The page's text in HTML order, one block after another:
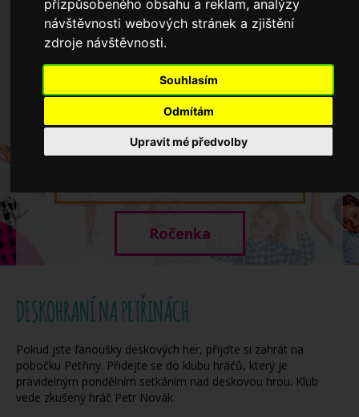
přizpůsobeného obsahu a reklam, analýzy
návštěvnosti webových stránek a zjištění
zdroje návštěvnosti.
Souhlasím
Odmítám
Upravit mé předvolby
Spádové oblasti ZŠ
Koncepce školství
Dny otevřených dveří ZŠ
Ročenka
DESKOHRANÍ NA PETŘINÁCH
Pokud jste fanoušky deskových her, přijďte si zahrát na
pobočku Petřiny. Přidejte se do klubu hráčů, který je
pravidelným pondělním setkáním nad deskovou hrou. Klub
vede zkušený hráč Petr Novák.